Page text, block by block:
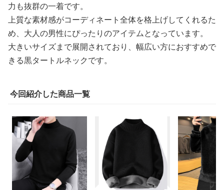
力も抜群の一着です。
上質な素材感がコーディネート全体を格上げしてくれるた
め、大人の男性にぴったりのアイテムとなっています。
大きいサイズまで展開されており、幅広い方におすすめで
きる黒タートルネックです。
今回紹介した商品一覧